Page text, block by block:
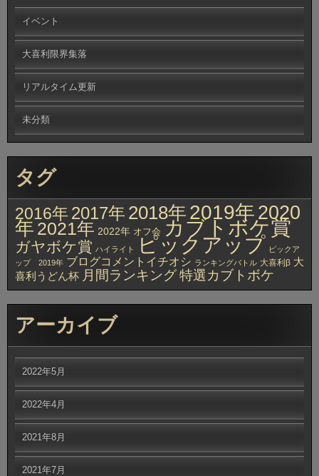
イベント
大喜利限界集落
リアルタイム更新
未分類
タグ
2016年 2017年 2018年 2019年2020
年 2021年 2022年 オフ会 カブトボケ賞
ガヤボケ賞 ハイライト ピックアップ ピックア
ップ 2019年 ブログコメントイチオシ ランキングバトル 大喜利β 大
喜利うどん杯 月間ランキング特選カブトボケ
アーカイブ
2022年5月
2022年4月
2021年8月
2021年7月